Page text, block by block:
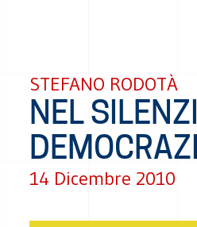
STEFANO RODOTÀ
NEL
14 Dicembre 2010